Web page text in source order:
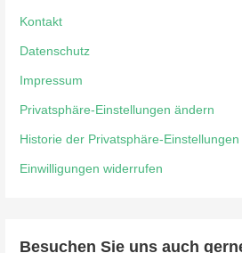
Kontakt
Datenschutz
Impressum
Privatsphäre-Einstellungen ändern
Historie der Privatsphäre-Einstellungen
Einwilligungen widerrufen
Besuchen Sie uns auch